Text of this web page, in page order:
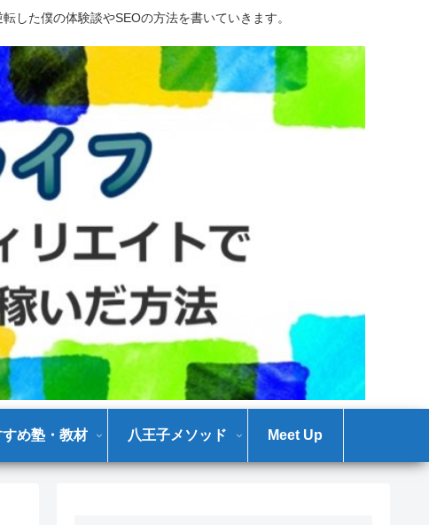
した僕の体験談やSEOの方法を書いていきます。
すめ塾・教材 八王子メソッド Meet Up